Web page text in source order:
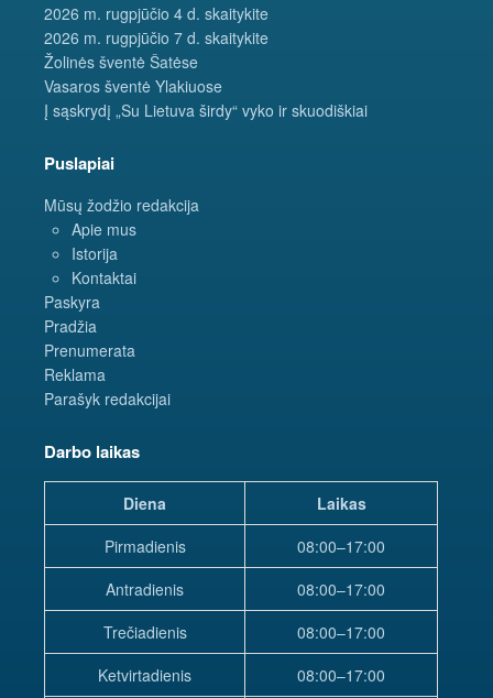
2026 m. rugpjūčio 4 d. skaitykite
2026 m. rugpjūčio 7 d. skaitykite
Žolinės šventė Šatėse
Vasaros šventė Ylakiuose
Į sąskrydį „Su Lietuva širdy“ vyko ir skuodiškiai
Puslapiai
Mūsų žodžio redakcija
Apie mus
Istorija
Kontaktai
Paskyra
Pradžia
Prenumerata
Reklama
Parašyk redakcijai
Darbo laikas
Diena
Laikas
Pirmadienis
08:00–17:00
Antradienis
08:00–17:00
Trečiadienis
08:00–17:00
Ketvirtadienis
08:00–17:00